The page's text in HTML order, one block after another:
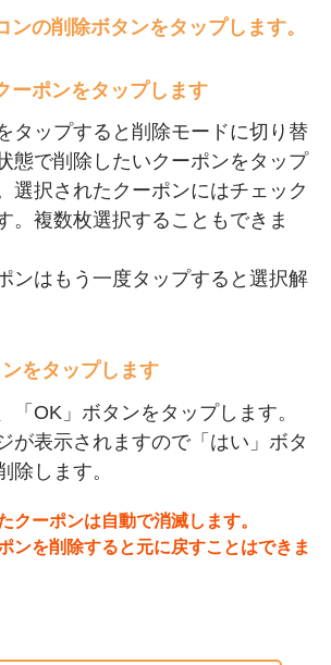
ンの削除ボタンをタップします。
ーポンをタップします
タップすると削除モードに切り替
態で削除したいクーポンをタップ
選択されたクーポンにはチェック
。複数枚選択することもできま
ンはもう一度タップすると選択解
ンをタップします
「OK」ボタンをタップします。
が表示されますので「はい」ボタ
除します。
クーポンは自動で消滅します。
ンを削除すると元に戻すことはできま